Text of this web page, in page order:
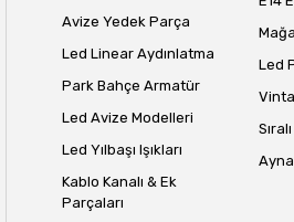
Avize Yedek Parça
Led Linear Aydınlatma
Park Bahçe Armatür
Led Avize Modelleri
Led Yılbaşı Işıkları
Kablo Kanalı & Ek
Parçaları
Led